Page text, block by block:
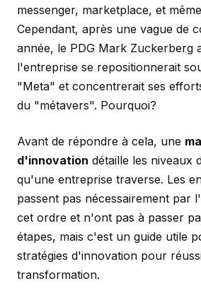
messenger, marketplace, et
Cependant, après une vague de
année, le PDG Mark Zuckerberg
l'entreprise se repositionnerait
"Meta" et concentrerait ses
du "métavers". Pourquoi?
Avant de répondre à cela, une
d'innovation détaille les niveaux
qu'une entreprise traverse. Les
passent pas nécessairement par
cet ordre et n'ont pas à passer
étapes, mais c'est un guide utile
stratégies d'innovation pour
transformation.